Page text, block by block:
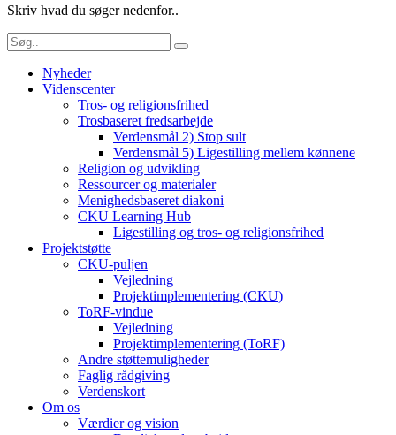
Skriv hvad du søger nedenfor..
Nyheder
Videnscenter
Tros- og religionsfrihed
Trosbaseret fredsarbejde
Verdensmål 2) Stop sult
Verdensmål 5) Ligestilling mellem kønnene
Religion og udvikling
Ressourcer og materialer
Menighedsbaseret diakoni
CKU Learning Hub
Ligestilling og tros- og religionsfrihed
Projektstøtte
CKU-puljen
Vejledning
Projektimplementering (CKU)
ToRF-vindue
Vejledning
Projektimplementering (ToRF)
Andre støttemuligheder
Faglig rådgiving
Verdenskort
Om os
Værdier og vision